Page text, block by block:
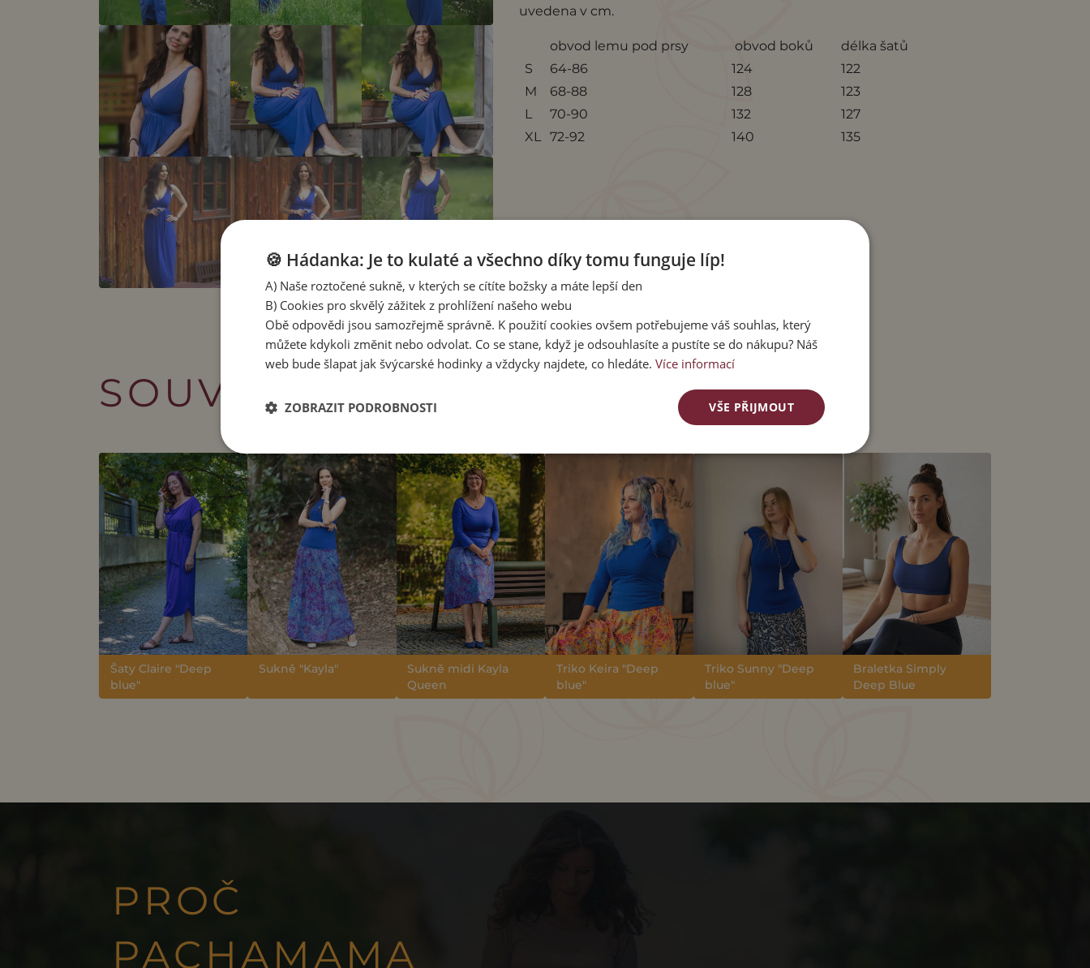
uvedena v cm.
obvod lemu pod prsy obvod boků
délka šatů
S
64-86 124
122
M
68-88 128
123
L
70-90 132
127
XL
72-92 140 135
SOUVISEJÍCÍ PRODUKTY
Šaty Claire "Deep
blue"
Sukně "Kayla"
Sukně midi Kayla
Queen
Triko Keira "Deep
blue"
Triko Sunny "Deep
blue"
Braletka Simply
Deep Blue
PROČ
PACHAMAMA
🍪 Hádanka: Je to kulaté a všechno díky tomu funguje líp!
A) Naše roztočené sukně, v kterých se cítíte božsky a máte lepší den
B) Cookies pro skvělý zážitek z prohlížení našeho webu
Obě odpovědi jsou samozřejmě správně. K použití cookies ovšem potřebujeme váš souhlas, který
můžete kdykoli změnit nebo odvolat. Co se stane, když je odsouhlasíte a pustíte se do nákupu? Náš
web bude šlapat jak švýcarské hodinky a vždycky najdete, co hledáte. Více informací
VŠE PŘIJMOUT
ZOBRAZIT PODROBNOSTI